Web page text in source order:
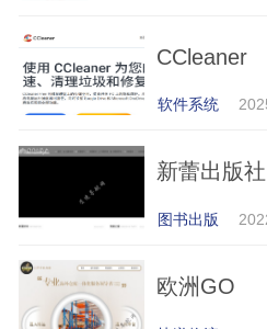
CCleaner
软件系统
新蕾出版社
图书出版
欧洲GO